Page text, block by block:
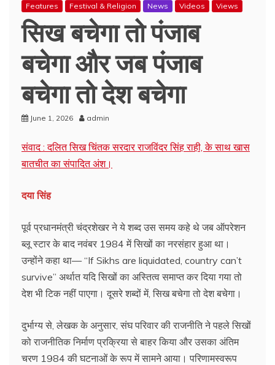
Features Festival & Religion News Videos Views
सिख बचेगा तो पंजाब
बचेगा और जब पंजाब
बचेगा तो देश बचेगा
June 1, 2026 admin
संवाद : दलित सिख चिंतक सरदार राजविंदर सिंह राही, के साथ खास
बातचीत का संपादित अंश।
दया सिंह
पूर्व प्रधानमंत्री चंद्रशेखर ने ये शब्द उस समय कहे थे जब ऑपरेशन
ब्लू स्टार के बाद नवंबर 1984 में सिखों का नरसंहार हुआ था।
उन्होंने कहा था— “If Sikhs are liquidated, country can’t
survive” अर्थात यदि सिखों का अस्तित्व समाप्त कर दिया गया तो
देश भी टिक नहीं पाएगा। दूसरे शब्दों में, सिख बचेगा तो देश बचेगा।
दुर्भाग्य से, लेखक के अनुसार, संघ परिवार की राजनीति ने पहले सिखों
को राजनीतिक निर्माण प्रक्रिया से बाहर किया और उसका अंतिम
चरण 1984 की घटनाओं के रूप में सामने आया। परिणामस्वरूप